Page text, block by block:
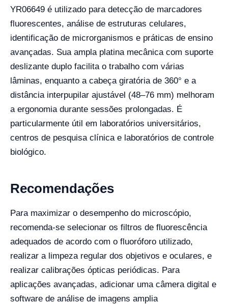
YR06649 é utilizado para detecção de marcadores
fluorescentes, análise de estruturas celulares,
identificação de microrganismos e práticas de ensino
avançadas. Sua ampla platina mecânica com suporte
deslizante duplo facilita o trabalho com várias
lâminas, enquanto a cabeça giratória de 360° e a
distância interpupilar ajustável (48–76 mm) melhoram
a ergonomia durante sessões prolongadas. É
particularmente útil em laboratórios universitários,
centros de pesquisa clínica e laboratórios de controle
biológico.
Recomendações
Para maximizar o desempenho do microscópio,
recomenda-se selecionar os filtros de fluorescência
adequados de acordo com o fluoróforo utilizado,
realizar a limpeza regular dos objetivos e oculares, e
realizar calibrações ópticas periódicas. Para
aplicações avançadas, adicionar uma câmera digital e
software de análise de imagens amplia